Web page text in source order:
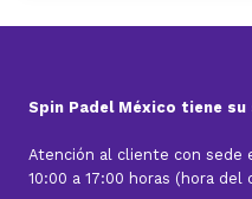
Spin Padel México tiene su
Atención al cliente con sede
10:00 a 17:00 horas (hora del